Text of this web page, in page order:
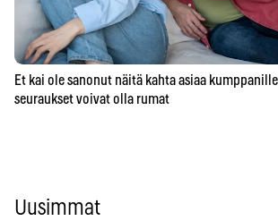
Et kai ole sanonut näitä kahta asiaa
seuraukset voivat olla rumat
Uusimmat